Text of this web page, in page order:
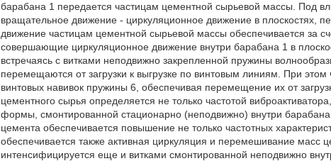
барабана 1 передается частицам цементной сырьевой массы. Под
вращательное движение - циркуляционное движение в плоскостях,
движение частицам цементной сырьевой массы обеспечивается за
совершающие циркуляционное движение внутри барабана 1 в
встречаясь с витками неподвижно закрепленной пружины
перемещаются от загрузки к выгрузке по винтовым линиям. При
винтовых навивок пружины 6, обеспечивая перемещение их от
цементного сырья определяется не только частотой
формы, смонтированной стационарно (неподвижно) внутри
цемента обеспечивается повышение не только частотных
обеспечивается также активная циркуляция и перемешивание масс
интенсифицируется еще и витками смонтированной неподвижно